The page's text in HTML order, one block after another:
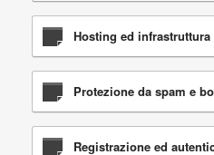
Hosting ed infrastruttura
Protezione da spam e
Registrazione ed